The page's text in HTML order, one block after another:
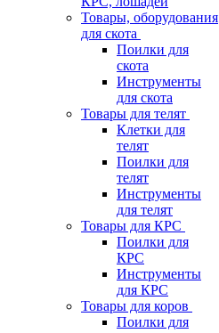
Товары, оборудования
для скота
Поилки для
скота
Инструменты
для скота
Товары для телят
Клетки для
телят
Поилки для
телят
Инструменты
для телят
Товары для КРС
Поилки для
КРС
Инструменты
для КРС
Товары для коров
Поилки для